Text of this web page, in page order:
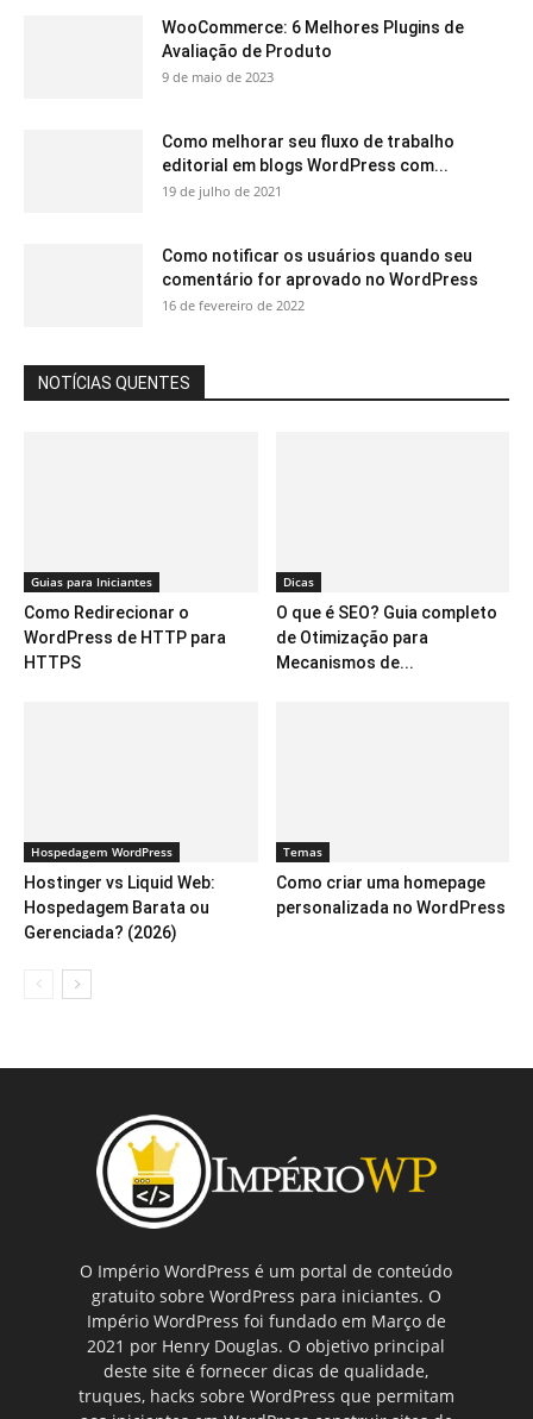
WooCommerce: 6 Melhores Plugins de
Avaliação de Produto
9 de maio de 2023
Como melhorar seu fluxo de trabalho
editorial em blogs WordPress com...
19 de julho de 2021
Como notificar os usuários quando seu
comentário for aprovado no WordPress
16 de fevereiro de 2022
NOTÍCIAS QUENTES
Guias para Iniciantes
Como Redirecionar o
WordPress de HTTP para
HTTPS
Dicas
O que é SEO? Guia completo
de Otimização para
Mecanismos de...
Hospedagem WordPress
Hostinger vs Liquid Web:
Hospedagem Barata ou
Gerenciada? (2026)
Temas
Como criar uma homepage
personalizada no WordPress
O Império WordPress é um portal de conteúdo
gratuito sobre WordPress para iniciantes. O
Império WordPress foi fundado em Março de
2021 por Henry Douglas. O objetivo principal
deste site é fornecer dicas de qualidade,
truques, hacks sobre WordPress que permitam